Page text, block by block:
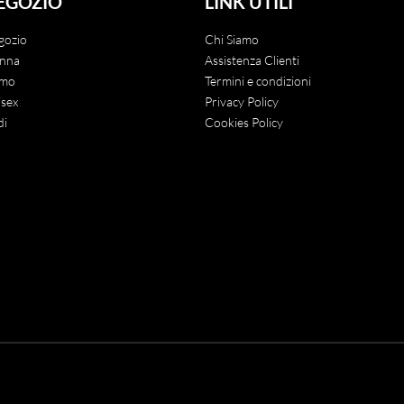
Chi Siamo
Assistenza Clienti
Termini e condizioni
Privacy Policy
Cookies Policy